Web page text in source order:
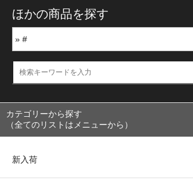
ほかの商品を探す
カテゴリーから探す
（全てのリストはメニューから）
新入荷